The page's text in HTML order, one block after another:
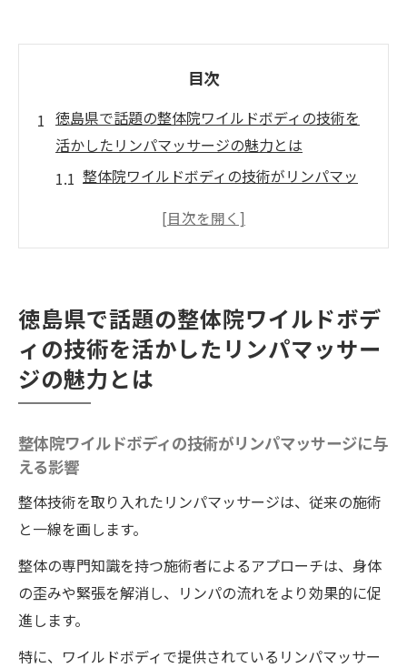
目次
徳島県で話題の整体院ワイルドボディの技術を
活かしたリンパマッサージの魅力とは
整体院ワイルドボディの技術がリンパマッ
ワイルドボディで注目のリンパマッサージ
プロが教えるリンパマッサージのスゴ技
リンパマッサージで整体の魅力を再発見
徳島県の整体院ワイルドボディの施術が選
一回でむくみ解消！徳島県のリンパマッサージ
で感じる軽さ
むくみが消える瞬間を体験
施術後の軽さを実感するポイント
ワイルドボディで体感する即効性の理由
むくみ解消のメカニズムを解説
リンパマッサージがもたらす軽さ
徳島県で話題の整体院ワイルドボデ
ィの技術を活かしたリンパマッサー
ジの魅力とは
整体院ワイルドボディの技術がリンパマッサージに与
える影響
整体技術を取り入れたリンパマッサージは、従来の施術
と一線を画します。
整体の専門知識を持つ施術者によるアプローチは、身体
の歪みや緊張を解消し、リンパの流れをより効果的に促
進します。
特に、ワイルドボディで提供されているリンパマッサー